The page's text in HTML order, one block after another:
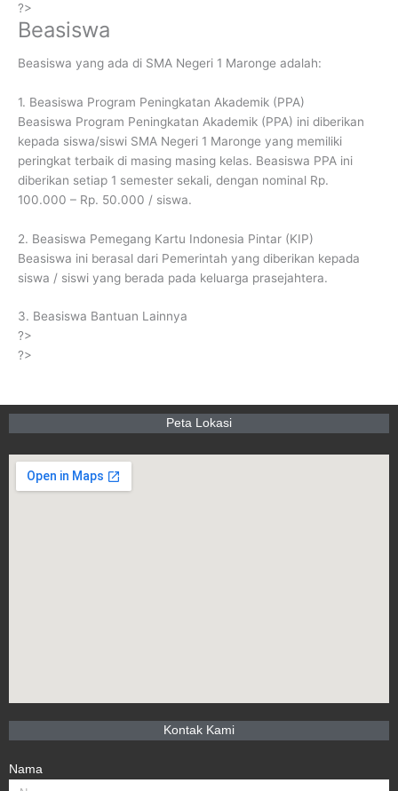
?>
Beasiswa
Beasiswa yang ada di SMA Negeri 1 Maronge adalah:
1. Beasiswa Program Peningkatan Akademik (PPA)
Beasiswa Program Peningkatan Akademik (PPA) ini diberikan
kepada siswa/siswi SMA Negeri 1 Maronge yang memiliki
peringkat terbaik di masing masing kelas. Beasiswa PPA ini
diberikan setiap 1 semester sekali, dengan nominal Rp.
100.000 – Rp. 50.000 / siswa.
2. Beasiswa Pemegang Kartu Indonesia Pintar (KIP)
Beasiswa ini berasal dari Pemerintah yang diberikan kepada
siswa / siswi yang berada pada keluarga prasejahtera.
3. Beasiswa Bantuan Lainnya
?>
?>
Peta Lokasi
Kontak Kami
Nama